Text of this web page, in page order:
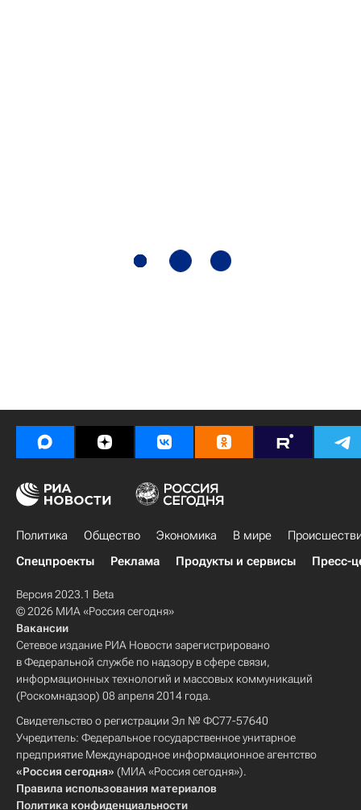
Политика Общество Экономика В мире
Спецпроекты
Реклама Продукты и сервисы Пресс-
Версия 2023.1 Beta
© 2026 МИА «Россия сегодня»
Вакансии
Сетевое издание РИА Новости зарегистрировано
в Федеральной службе по надзору в сфере связи,
информационных технологий и массовых коммуникаций
(Роскомнадзор) 08 апреля 2014 года.
Свидетельство о регистрации Эл № ФС77-57640
Учредитель: Федеральное государственное унитарное
предприятие Международное информационное агентство
«Россия сегодня» (МИА «Россия сегодня»).
Правила использования материалов
Политика конфиденциальности